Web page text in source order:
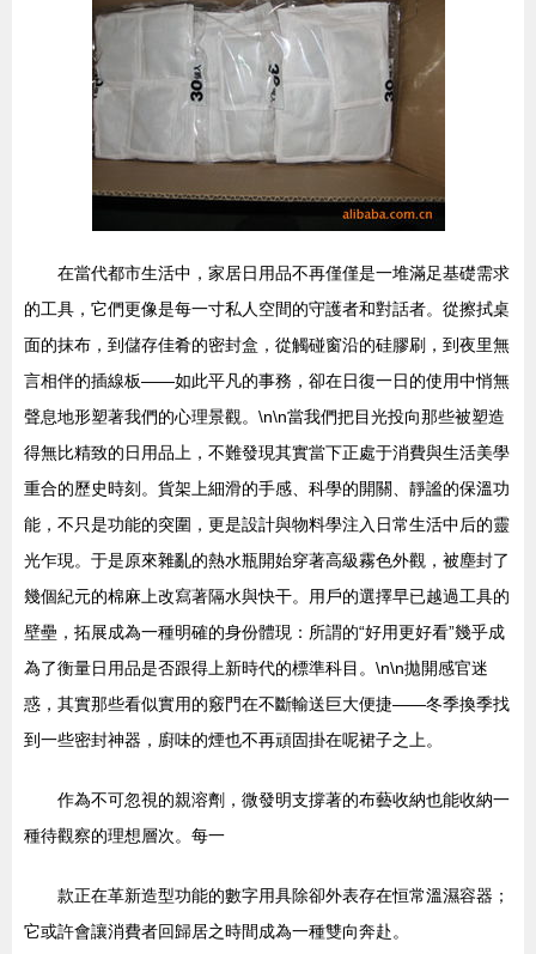
在當代都市生活中，家居日用品不再僅僅是一堆滿足基礎需求
的工具，它們更像是每一寸私人空間的守護者和對話者。從擦拭桌
面的抹布，到儲存佳肴的密封盒，從觸碰窗沿的硅膠刷，到夜里無
言相伴的插線板——如此平凡的事務，卻在日復一日的使用中悄無
聲息地形塑著我們的心理景觀。\n\n當我們把目光投向那些被塑造
得無比精致的日用品上，不難發現其實當下正處于消費與生活美學
重合的歷史時刻。貨架上細滑的手感、科學的開關、靜謐的保溫功
能，不只是功能的突圍，更是設計與物料學注入日常生活中后的靈
光乍現。于是原來雜亂的熱水瓶開始穿著高級霧色外觀，被塵封了
幾個紀元的棉麻上改寫著隔水與快干。用戶的選擇早已越過工具的
壁壘，拓展成為一種明確的身份體現：所謂的“好用更好看”幾乎成
為了衡量日用品是否跟得上新時代的標準科目。\n\n拋開感官迷
惑，其實那些看似實用的竅門在不斷輸送巨大便捷——冬季換季找
到一些密封神器，廚味的煙也不再頑固掛在呢裙子之上。
作為不可忽視的親溶劑，微發明支撐著的布藝收納也能收納一
種待觀察的理想層次。每一
款正在革新造型功能的數字用具除卻外表存在恒常溫濕容器；
它或許會讓消費者回歸居之時間成為一種雙向奔赴。